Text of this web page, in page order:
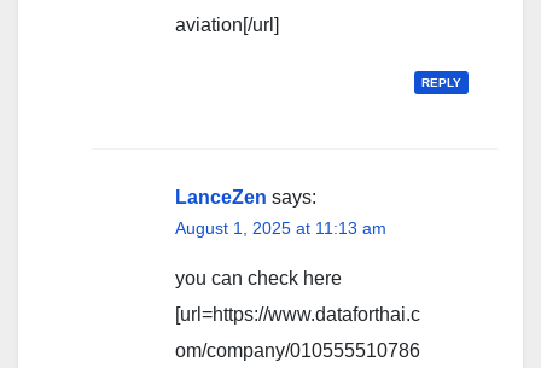
aviation[/url]
REPLY
LanceZen says:
August 1, 2025 at 11:13 am
you can check here
[url=https://www.dataforthai.c
om/company/010555510786